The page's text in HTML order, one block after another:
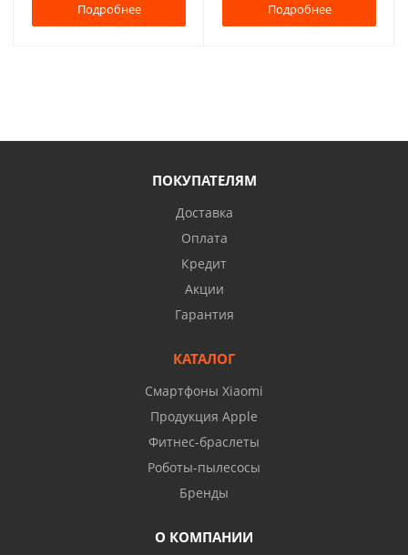
Подробнее Подробнее
ПОКУПАТЕЛЯМ
Доставка
Оплата
Кредит
Акции
Гарантия
КАТАЛОГ
Смартфоны Xiaomi
Продукция Apple
Фитнес-браслеты
Роботы-пылесосы
Бренды
О КОМПАНИИ